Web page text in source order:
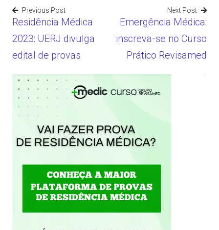
Navegação
de
Post
Previous Post
Residência Médica
2023: UERJ divulga
edital de provas
Next Post
Emergência Médica:
inscreva-se no Curso
Prático Revisamed